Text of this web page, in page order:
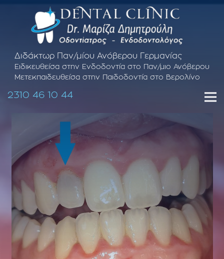
Διδάκτωρ Παν/μίου Ανόβερου Γερμανίας
Ειδικευθείσα στην Ενδοδοντία στο Παν/μιο Ανόβερου
Μετεκπαιδευθείσα στην Παιδοδοντία στο Βερολίνο
2310 46 10 44